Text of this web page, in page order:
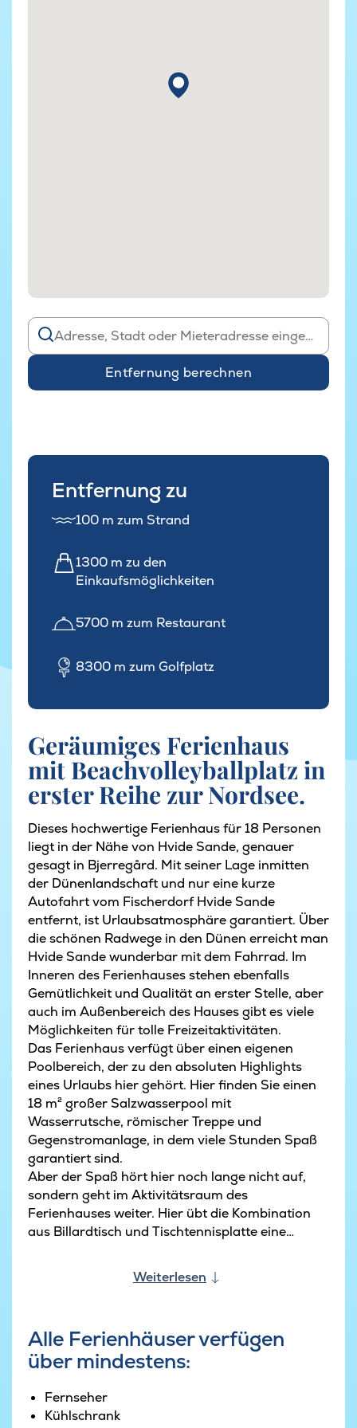
Entfernung berechnen
Entfernung zu
100 m zum Strand
1300 m zu den
Einkaufsmöglichkeiten
5700 m zum Restaurant
8300 m zum Golfplatz
Geräumiges Ferienhaus
mit Beachvolleyballplatz in
erster Reihe zur Nordsee.
Dieses hochwertige Ferienhaus für 18 Personen
liegt in der Nähe von Hvide Sande, genauer
gesagt in Bjerregård. Mit seiner Lage inmitten
der Dünenlandschaft und nur eine kurze
Autofahrt vom Fischerdorf Hvide Sande
entfernt, ist Urlaubsatmosphäre garantiert. Über
die schönen Radwege in den Dünen erreicht man
Hvide Sande wunderbar mit dem Fahrrad. Im
Inneren des Ferienhauses stehen ebenfalls
Gemütlichkeit und Qualität an erster Stelle, aber
auch im Außenbereich des Hauses gibt es viele
Möglichkeiten für tolle Freizeitaktivitäten.
Das Ferienhaus verfügt über einen eigenen
Poolbereich, der zu den absoluten Highlights
eines Urlaubs hier gehört. Hier finden Sie einen
18 m² großer Salzwasserpool mit
Wasserrutsche, römischer Treppe und
Gegenstromanlage, in dem viele Stunden Spaß
garantiert sind.
Aber der Spaß hört hier noch lange nicht auf,
sondern geht im Aktivitätsraum des
Ferienhauses weiter. Hier übt die Kombination
aus Billardtisch und Tischtennisplatte eine
Spielbegeisterten aus. Oder wie wäre es mit
einer Partie Darts oder Tischfußball? Wer lieber
Bei schönem Wetter ist das Herzstück des
Ferienhauses die große Terrasse. Hier gibt es viel
Entspannen. Und wenn das Wetter einmal nicht
ganz so gut ist, ist es auf der teilweise
Weiterlesen
Alle Ferienhäuser verfügen
über mindestens:
Fernseher
Kühlschrank